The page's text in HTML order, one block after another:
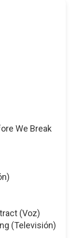
We Break
(Voz)
(Televisión)